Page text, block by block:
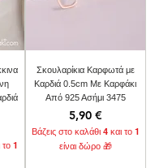
το 1
Σκουλαρίκια Καρφωτά με
Καρδιά 0.5cm Με Καρφάκι
Από 925 Ασήμι 3475
Τιμή
5,90 €
Βάζεις στο καλάθι 4 και το 1
είναι δώρο 🎁